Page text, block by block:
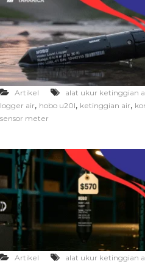
Artikel alat ukur ketinggian
logger air, hobo u20l, ketinggian air,
sensor meter
Artikel alat ukur ketinggian